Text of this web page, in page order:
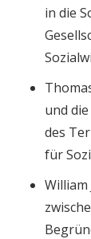
in die
und
des
für
William